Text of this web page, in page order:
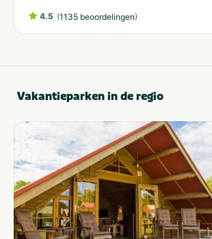
4.5 (1135 beoordelingen)
Vakantieparken in de regio